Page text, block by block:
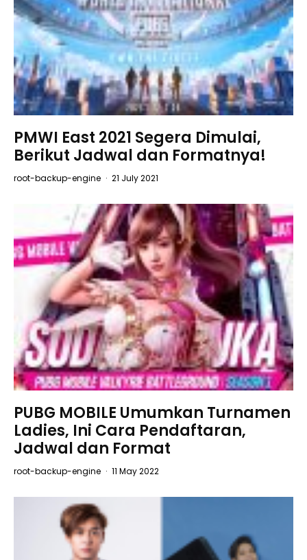
PMWI East 2021 Segera Dimulai,
Berikut Jadwal dan Formatnya!
root-backup-engine · 21 July 2021
PUBG MOBILE Umumkan Turnamen
Ladies, Ini Cara Pendaftaran,
Jadwal dan Format
root-backup-engine · 11 May 2022